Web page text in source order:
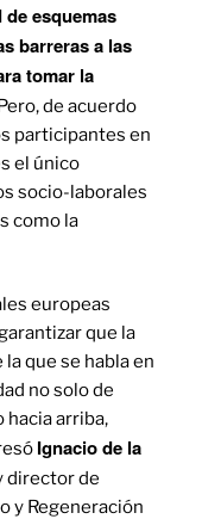
de esquemas
barreras a las
tomar la
de acuerdo
participantes en
el único
socio-laborales
como la
europeas
que la
que se habla en
no solo de
hacia arriba,
Ignacio de la
director de
y Regeneración